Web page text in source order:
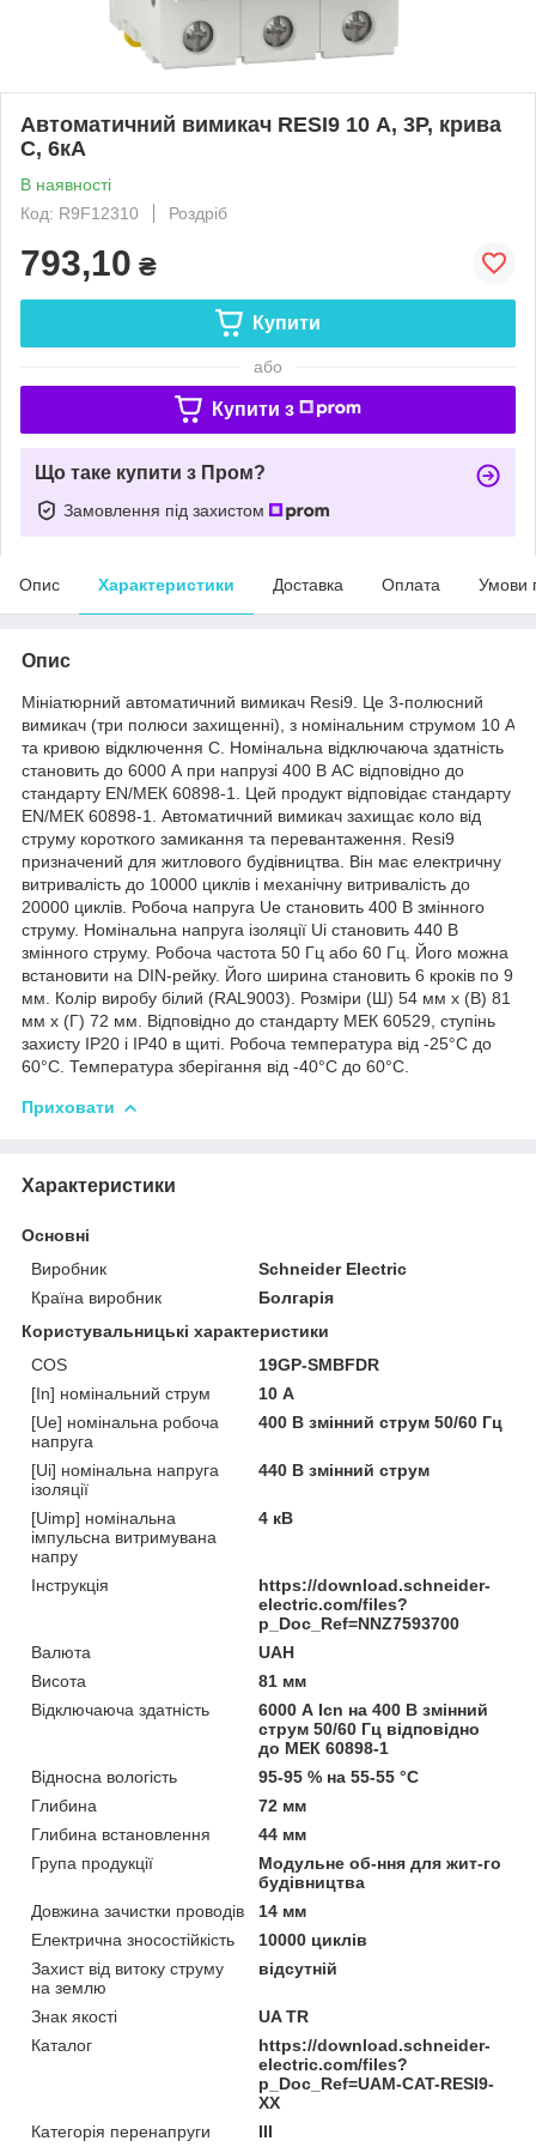
Автоматичний вимикач RESI9 10 А, 3P, крива
С, 6кА
В наявності
Код: R9F12310
Роздріб
793,10 ₴
Купити
або
Купити з
Що таке купити з Пром?
Замовлення під захистом
Опис Характеристики Доставка Оплата Умови
Опис
Мініатюрний автоматичний вимикач Resi9. Це 3-полюсний
вимикач (три полюси захищенні), з номінальним струмом 10 A
та кривою відключення С. Номінальна відключаюча здатність
становить до 6000 А при напрузі 400 В АС відповідно до
стандарту EN/МЕК 60898-1. Цей продукт відповідає стандарту
EN/МЕК 60898-1. Автоматичний вимикач захищає коло від
струму короткого замикання та перевантаження. Resi9
призначений для житлового будівництва. Він має електричну
витривалість до 10000 циклів і механічну витривалість до
20000 циклів. Робоча напруга Ue становить 400 В змінного
струму. Номінальна напруга ізоляції Ui становить 440 В
змінного струму. Робоча частота 50 Гц або 60 Гц. Його можна
встановити на DIN-рейку. Його ширина становить 6 кроків по 9
мм. Колір виробу білий (RAL9003). Розміри (Ш) 54 мм х (В) 81
мм х (Г) 72 мм. Відповідно до стандарту МЕК 60529, ступінь
захисту IP20 і IP40 в щиті. Робоча температура від -25°C до
60°C. Температура зберігання від -40°C до 60°C.
Приховати
Характеристики
Основні
Виробник
Schneider Electric
Країна виробник
Болгарія
Користувальницькі характеристики
COS
19GP-SMBFDR
[In] номінальний струм
10 А
[Ue] номінальна робоча
напруга
400 В змінний струм 50/60 Гц
[Ui] номінальна напруга
ізоляції
440 В змінний струм
[Uimp] номінальна
імпульсна витримувана
напру
4 кВ
Інструкція
https://download.schneider-
electric.com/files?
p_Doc_Ref=NNZ7593700
Валюта
UAH
Висота
81 мм
Відключаюча здатність
6000 А Icn на 400 В змінний
струм 50/60 Гц відповідно
до МЕК 60898-1
Відносна вологість
95-95 % на 55-55 °C
Глибина
72 мм
Глибина встановлення
44 мм
Група продукції
Модульне об-ння для жит-го
будівництва
Довжина зачистки проводів
14 мм
Електрична зносостійкість
10000 циклів
Захист від витоку струму
на землю
відсутній
Знак якості
UA TR
Каталог
https://download.schneider-
electric.com/files?
p_Doc_Ref=UAM-CAT-RESI9-
XX
Категорія перенапруги
ІІІ